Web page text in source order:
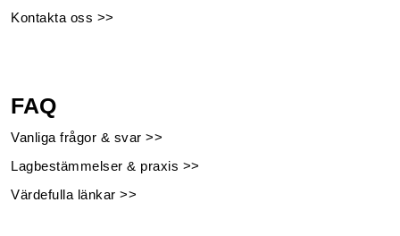
Kontakta oss >>
FAQ
Vanliga frågor & svar >>
Lagbestämmelser & praxis >>
Värdefulla länkar >>